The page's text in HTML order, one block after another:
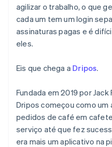
agilizar o trabalho, o que
cada um tem um login
assinaturas pagas e é
eles.
Eis que chega a Dripos.
Fundada em 2019 por Jack
Dripos começou como um
pedidos de café em
serviço até que fez
era mais um aplicativo na